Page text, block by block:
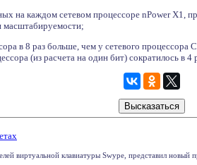
на каждом сетевом процессоре nPower X1,
масштабируемости;
в 8 раз больше, чем у сетевого
(из расчета на один бит) сократилось в 4
виртуальной клавиатуры Swype, представил новый